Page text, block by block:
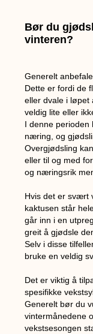
Bør du
vinteren?
Generelt
Dette er fordi de
eller dvale i løpet
veldig lite eller
I denne perioden
næring, og
Overgjødsling
eller til og med
og næringsrik
Hvis det er svært
kaktusen står
går inn i en
greit å gjødsle
Selv i disse
bruke en veldig
Det er viktig å
spesifikke
Generelt bør du
vintermånedene
vekstsesongen